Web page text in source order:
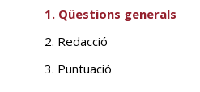
1. Qüestions generals
2. Redacció
3. Puntuació